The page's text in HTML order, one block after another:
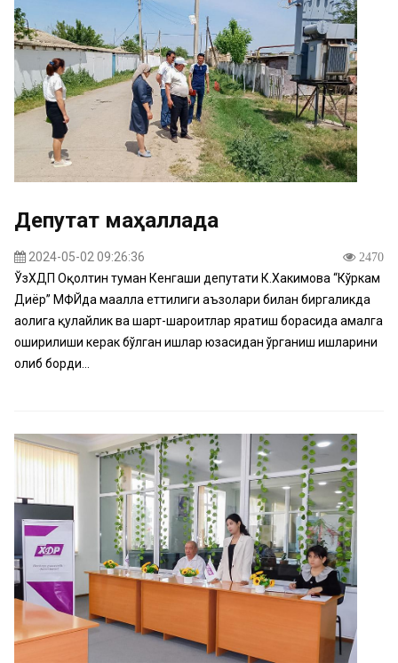
Депутат маҳаллада
2024-05-02 09:26:36 2470
ЎзХДП Оқолтин туман Кенгаши депутати К.Хакимова “Кўркам
Диёр” МФЙда маҳалла еттилиги аъзолари билан биргаликда
аҳолига қулайлик ва шарт-шароитлар яратиш борасида амалга
оширилиши керак бўлган ишлар юзасидан ўрганиш ишларини
олиб борди...